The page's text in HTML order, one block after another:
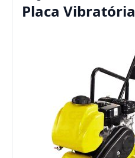
Placa Vibratória